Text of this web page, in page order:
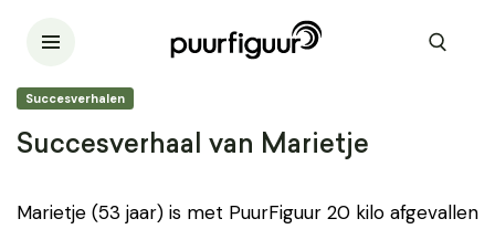
Succesverhalen
Succesverhaal van Marietje
Marietje (53 jaar) is met PuurFiguur 20 kilo afgevallen